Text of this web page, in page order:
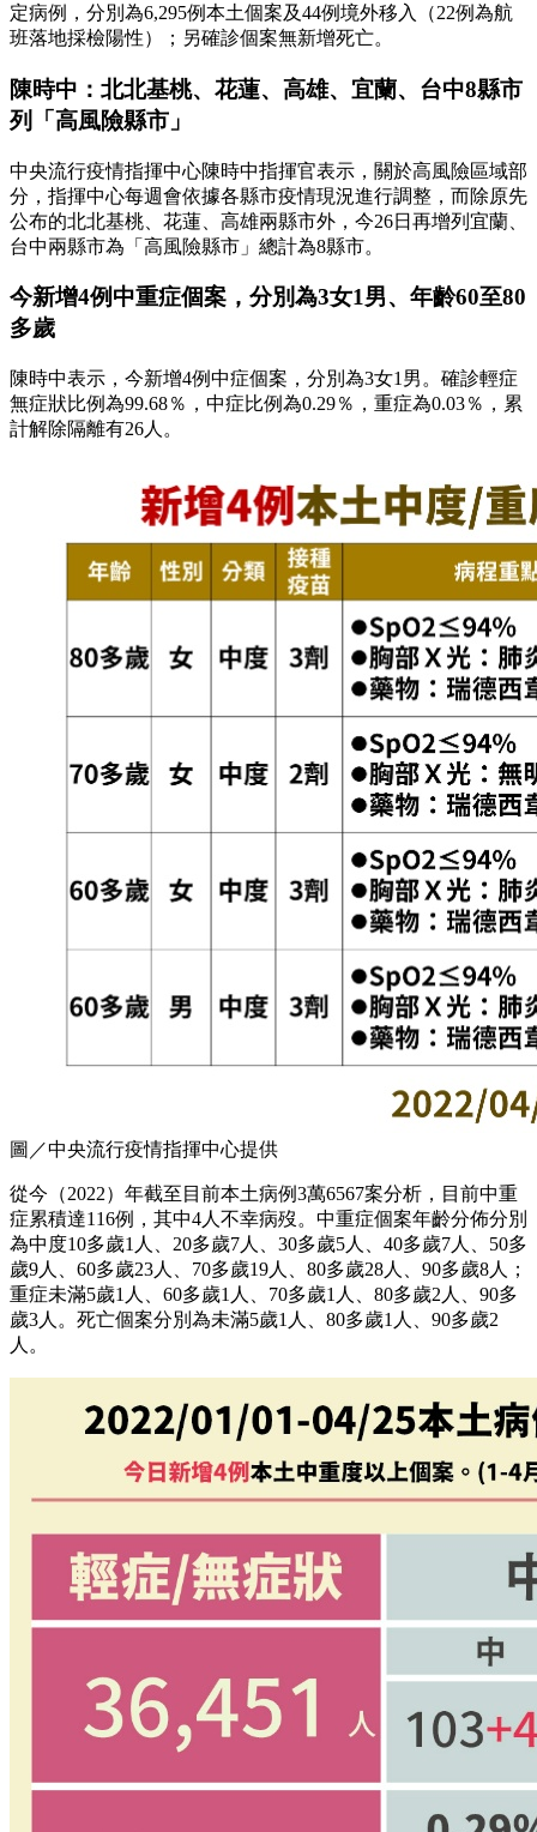
定病例，分別為6,295例本土個案及44例境外移入（22例為航
班落地採檢陽性）；另確診個案無新增死亡。
陳時中：北北基桃、花蓮、高雄、宜蘭、台中8縣市
列「高風險縣市」
中央流行疫情指揮中心陳時中指揮官表示，關於高風險區域部
分，指揮中心每週會依據各縣市疫情現況進行調整，而除原先
公布的北北基桃、花蓮、高雄兩縣市外，今26日再增列宜蘭、
台中兩縣市為「高風險縣市」總計為8縣市。
今新增4例中重症個案，分別為3女1男、年齡60至80
多歲
陳時中表示，今新增4例中症個案，分別為3女1男。確診輕症
無症狀比例為99.68％，中症比例為0.29％，重症為0.03％，累
計解除隔離有26人。
圖／中央流行疫情指揮中心提供
從今（2022）年截至目前本土病例3萬6567案分析，目前中重
症累積達116例，其中4人不幸病歿。中重症個案年齡分佈分別
為中度10多歲1人、20多歲7人、30多歲5人、40多歲7人、50多
歲9人、60多歲23人、70多歲19人、80多歲28人、90多歲8人；
重症未滿5歲1人、60多歲1人、70多歲1人、80多歲2人、90多
歲3人。死亡個案分別為未滿5歲1人、80多歲1人、90多歲2
人。